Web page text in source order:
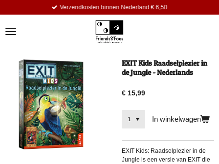
de
Verzendkosten binnen Nederland € 6,50.
EXIT Kids Raadselplezier in
de Jungle - Nederlands
€ 15,99
In winkelwagen
EXIT Kids: Raadselplezier in de
Jungle is een versie van EXIT die